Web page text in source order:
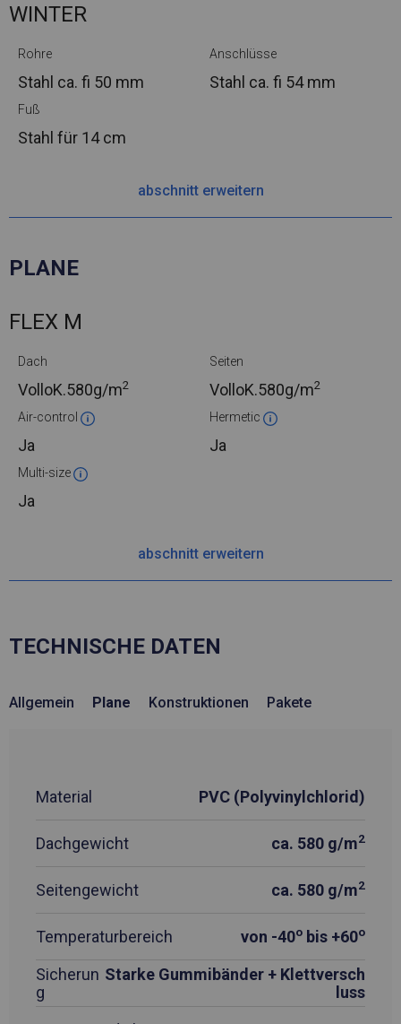
WINTER
Rohre
Stahl ca. fi 50 mm
Anschlüsse
Stahl ca. fi 54 mm
Fuß
Stahl für 14 cm
abschnitt erweitern
PLANE
FLEX M
Dach
VolloK.580g/m2
Seiten
VolloK.580g/m2
Air-control
Ja
Hermetic
Ja
Multi-size
Ja
abschnitt erweitern
TECHNISCHE DATEN
Allgemein Plane Konstruktionen Pakete
Material PVC (Polyvinylchlorid)
Dachgewicht ca. 580 g/m2
Seitengewicht ca. 580 g/m2
Temperaturbereich von -40o bis +60o
Sicherun
g
Starke Gummibänder + Klettversch
luss